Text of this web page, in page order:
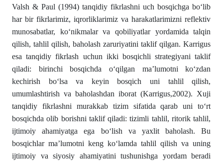
Valsh & Paul (1994) tanqidiy fikrlashni uch bosqichga bo‘lib
har bir fikrlarimiz, iqrorliklarimiz va harakatlarimizni reflektiv
munosabatlar, ko‘nikmalar va qobiliyatlar yordamida talqin
qilish, tahlil qilish, baholash zaruriyatini taklif qilgan. Karrigus
esa tanqidiy fikrlash uchun ikki bosqichli strategiyani taklif
qiladi: birinchi bosqichda o‘qilgan ma’lumotni ko‘zdan
kechirish bo‘lsa va keyin bosqich uni tahlil qilish,
umumlashtirish va baholashdan iborat (Karrigus,2002). Xuji
tanqidiy fikrlashni murakkab tizim sifatida qarab uni to‘rt
bosqichda olib borishni taklif qiladi: tizimli tahlil, ritorik tahlil,
ijtimoiy ahamiyatga ega bo‘lish va yaxlit baholash. Bu
bosqichlar ma’lumotni keng ko‘lamda tahlil qilish va uning
ijtimoiy va siyosiy ahamiyatini tushunishga yordam beradi